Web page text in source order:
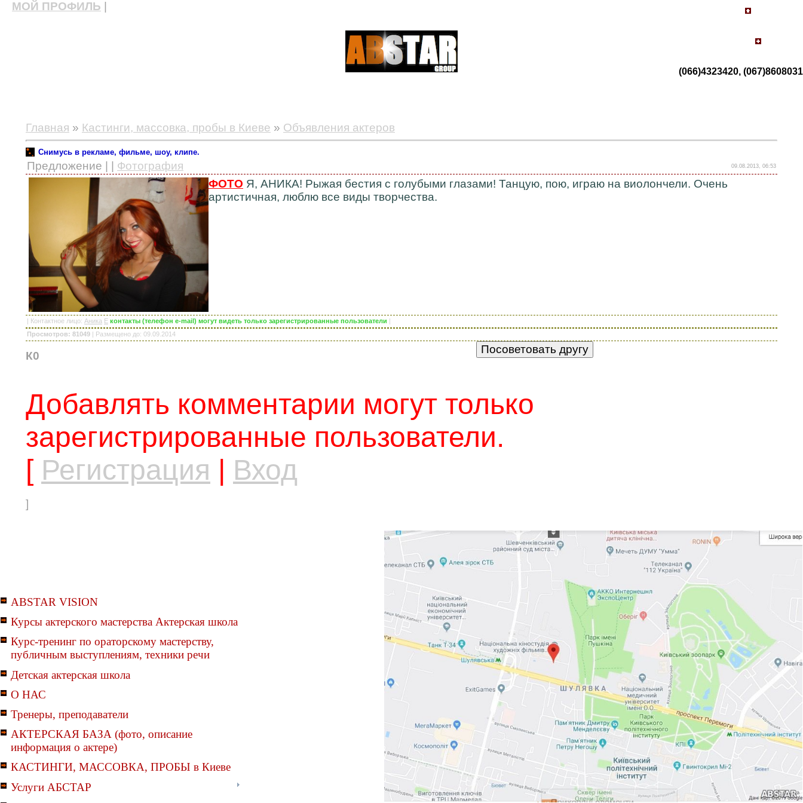
МОЙ ПРОФИЛЬ
(066)4323420, (067)8608031
Главная » Кастинги, массовка, пробы в Киеве » Объявления актеров
Снимусь в рекламе, фильме, шоу, клипе.
Предложение | | Фотография 09.08.2013, 06:53
ФОТО Я, АНИКА! Рыжая бестия с голубыми глазами! Танцую, пою, играю на виолончели. Очень
артистичная, люблю все виды творчества.
| Контактное лицо: Аника E контакты (телефон e-mail) могут видеть только зарегистрированные пользователи |
Просмотров: 81049 | Размещено до: 09.09.2014
К0
Добавлять комментарии могут только
зарегистрированные пользователи.
[ Регистрация Вход
]
ABSTAR VISION
Курсы актерского мастерства Актерская школа
Курс-тренинг по ораторскому мастерству,
публичным выступлениям, техники речи
Детская актерская школа
О НАС
Тренеры, преподаватели
АКТЕРСКАЯ БАЗА (фото, описание
информация о актере)
КАСТИНГИ, МАССОВКА, ПРОБЫ в Киеве
Услуги АБСТАР